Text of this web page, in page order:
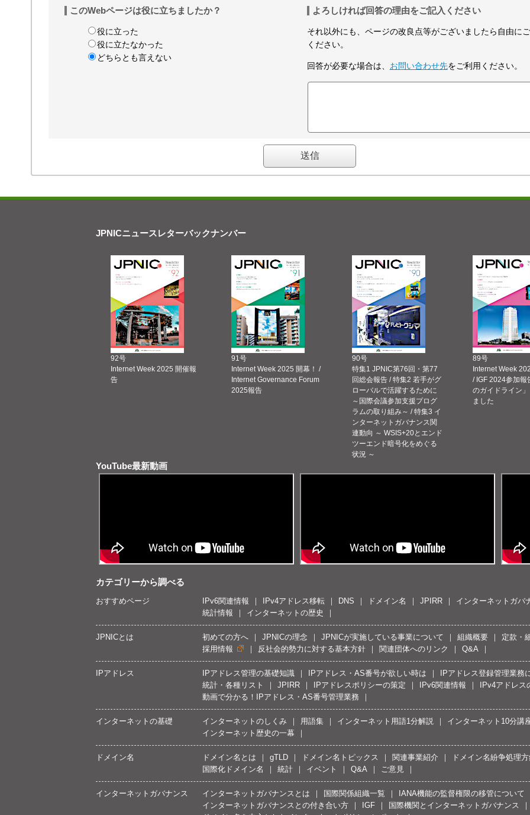
このWebページは役に立ちましたか？
役に立った
役に立たなかった
どちらとも言えない
よろしければ回答の理由をご記入ください
それ以外にも、ページの改良点等がございましたら自由に
ください。
回答が必要な場合は、 お問い合わせ先をご利用ください。
JPNICニュースレターバックナンバー
92号
Internet Week 2025 開催報
告
91号
Internet Week 2025 開幕！ /
Internet Governance Forum
2025報告
90号
特集1 JPNIC第76回・第77
回総会報告 / 特集2 若手がグ
ローバルで活躍するために
～国際会議参加支援プログ
ラムの取り組み～ / 特集3 イ
ンターネットガバナンス関
連動向 ～ WSIS+20とエンド
ツーエンド暗号化をめぐる
状況 ～
89号
Internet Week
/ IGF 2024参加報
のガイドライン
ました
YouTube最新動画
カテゴリーから調べる
おすすめページ IPv6関連情報 IPv4アドレス移転 DNS ドメイン名 JPIRR
インターネットガバ
統計情報
インターネットの歴史
JPNICとは 初めての方へ JPNICの理念 JPNICが実施している事業について 組織概要
定款・
採用情報
反社会的勢力に対する基本方針 関連団体へのリンク Q&A
IPアドレス IPアドレス管理の基礎知識 IPアドレス・AS番号が欲しい時は
IPアドレス登録管理業務
統計・各種リスト
JPIRR IPアドレスポリシーの策定 IPv6関連情報
IPv4アドレス
動画で分かる！IPアドレス・AS番号管理業務
インターネットの基礎 インターネットのしくみ 用語集 インターネット用語1分解説
インターネット10分講
インターネット歴史の一幕
ドメイン名 ドメイン名とは gTLD ドメイン名トピックス 関連事業紹介
ドメイン名紛争処理
国際化ドメイン名
統計 イベント Q&A ご意見
インターネットガバナンス インターネットガバナンスとは 国際関係組織一覧
IANA機能の監督権限の移管について
インターネットガバナンスとの付き合い方
IGF
国際機関とインターネットガバナンス